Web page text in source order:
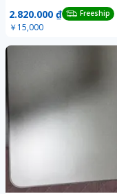
2.820.000 ₫ Freeship
￥15,000